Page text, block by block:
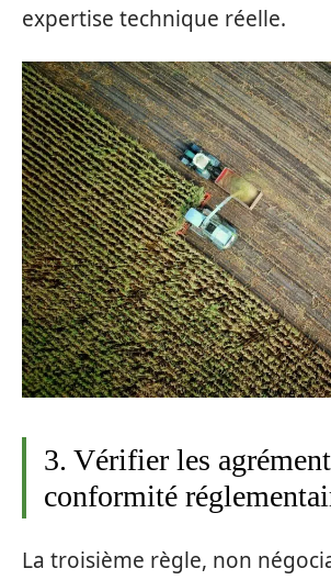
expertise technique réelle.
3. Vérifier les
conformité
La troisième règle, non